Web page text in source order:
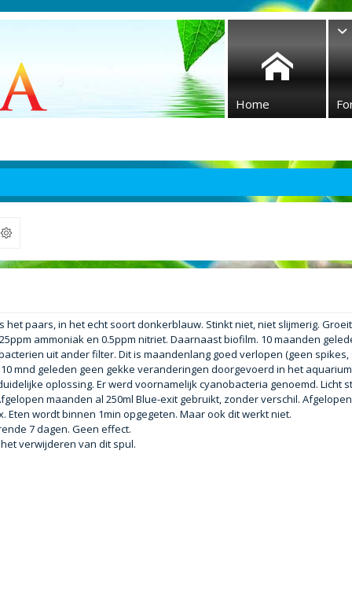
Home
paars, in het echt soort donkerblauw. Stinkt niet, niet slijmerig.
ammoniak en 0.5ppm nitriet. Daarnaast biofilm. 10 maanden
uit ander filter. Dit is maandenlang goed verlopen (geen spikes,
mnd geleden geen gekke veranderingen doorgevoerd in het
oplossing. Er werd voornamelijk cyanobacteria genoemd. Licht
maanden al 250ml Blue-exit gebruikt, zonder verschil.
wordt binnen 1min opgegeten. Maar ook dit werkt niet.
7 dagen. Geen effect.
verwijderen van dit spul.